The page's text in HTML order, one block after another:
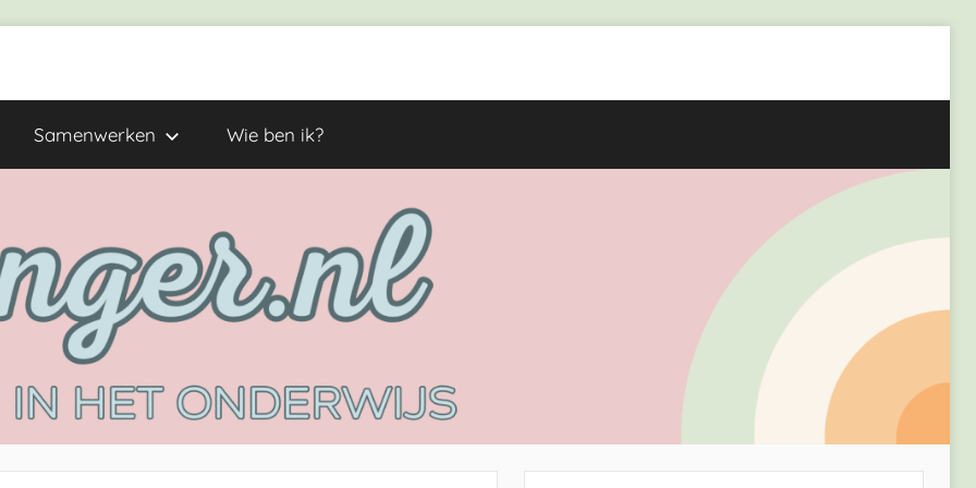
Samenwerken Wie ben ik?